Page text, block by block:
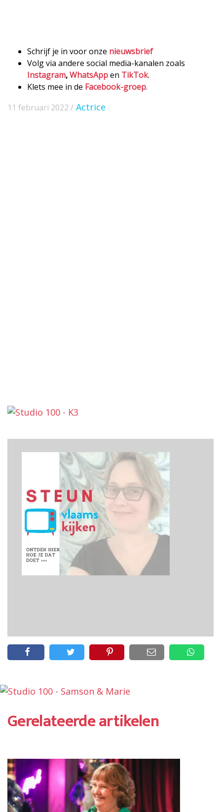
Schrijf je in voor onze nieuwsbrief
Volg via andere social media-kanalen zoals
Instagram,WhatsAppen TikTok.
Klets mee in de Facebook-groep.
11 februari 2022 / Actrice
Gerelateerde artikelen